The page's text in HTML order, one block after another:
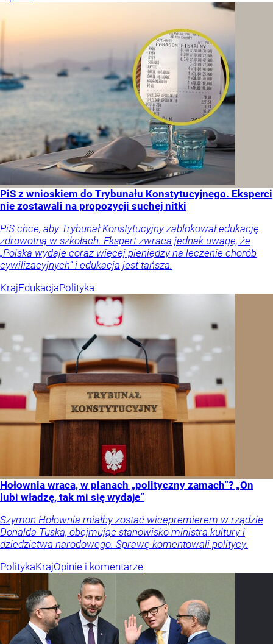
PiS z wnioskiem do Trybunału Konstytucyjnego. Eksperci
nie zostawali na propozycji suchej nitki
PiS chce, aby Trybunał Konstytucyjny zablokował edukację
zdrowotną w szkołach. Ekspert zwraca jednak uwagę, że
„Polska wydaje coraz więcej pieniędzy na leczenie chorób
cywilizacyjnych” i edukacja jest tańsza.
KrajEdukacjaPolityka
Hołownia wraca, w planach „polityczny zamach”? „On
lubi władzę, tak mi się wydaje”
Szymon Hołownia miałby zostać wicepremierem w rządzie
Donalda Tuska, obejmując stanowisko ministra kultury i
dziedzictwa narodowego. Sprawę komentowali politycy.
PolitykaKrajOpinie i komentarze